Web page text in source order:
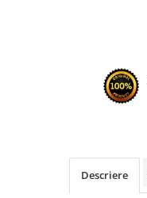
Cadouri pentru EL
Cadouri pentru EA
Al Wataniah
Descriere